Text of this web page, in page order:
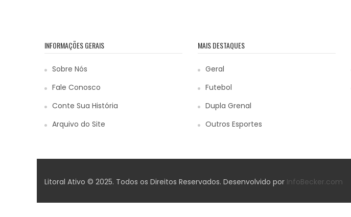
INFORMAÇÕES GERAIS
Sobre Nós
Fale Conosco
Conte Sua História
Arquivo do Site
MAIS DESTAQUES
Geral
Futebol
Dupla Grenal
Outros Esportes
Litoral Ativo © 2025. Todos os Direitos Reservados. Desenvolvido por InfoBecker.com